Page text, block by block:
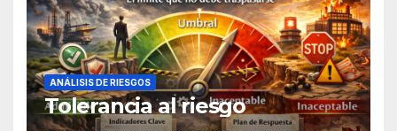
ANÁLISIS DE RIESGOS
Tolerancia al riesgo